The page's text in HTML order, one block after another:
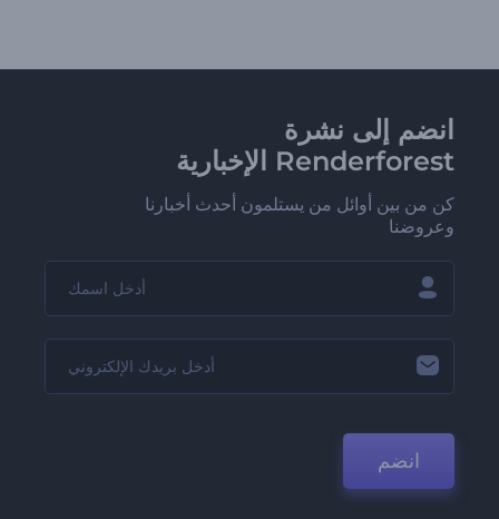
انضم إلى نشرة
Renderforest الإخبارية
كن من بين أوائل من يستلمون أحدث أخبارنا
وعروضنا
انضم